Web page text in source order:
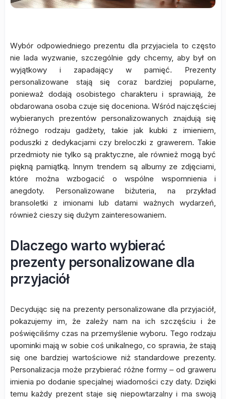
Wybór odpowiedniego prezentu dla przyjaciela to często
nie lada wyzwanie, szczególnie gdy chcemy, aby był on
wyjątkowy i zapadający w pamięć. Prezenty
personalizowane stają się coraz bardziej popularne,
ponieważ dodają osobistego charakteru i sprawiają, że
obdarowana osoba czuje się doceniona. Wśród najczęściej
wybieranych prezentów personalizowanych znajdują się
różnego rodzaju gadżety, takie jak kubki z imieniem,
poduszki z dedykacjami czy breloczki z grawerem. Takie
przedmioty nie tylko są praktyczne, ale również mogą być
piękną pamiątką. Innym trendem są albumy ze zdjęciami,
które można wzbogacić o wspólne wspomnienia i
anegdoty. Personalizowane biżuteria, na przykład
bransoletki z imionami lub datami ważnych wydarzeń,
również cieszy się dużym zainteresowaniem.
Dlaczego warto wybierać
prezenty personalizowane dla
przyjaciół
Decydując się na prezenty personalizowane dla przyjaciół,
pokazujemy im, że zależy nam na ich szczęściu i że
poświęciliśmy czas na przemyślenie wyboru. Tego rodzaju
upominki mają w sobie coś unikalnego, co sprawia, że stają
się one bardziej wartościowe niż standardowe prezenty.
Personalizacja może przybierać różne formy – od graweru
imienia po dodanie specjalnej wiadomości czy daty. Dzięki
temu każdy prezent staje się niepowtarzalny i ma swoją